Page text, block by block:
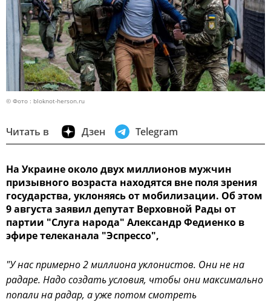
© Фото : bloknot-herson.ru
Читать в Дзен Telegram
На Украине около двух миллионов мужчин
призывного возраста находятся вне поля зрения
государства, уклоняясь от мобилизации. Об этом
9 августа заявил депутат Верховной Рады от
партии "Слуга народа" Александр Федиенко в
эфире телеканала "Эспрессо",
"У нас примерно 2 миллиона уклонистов. Они не на
радаре. Надо создать условия, чтобы они максимально
попали на радар, а уже потом смотреть